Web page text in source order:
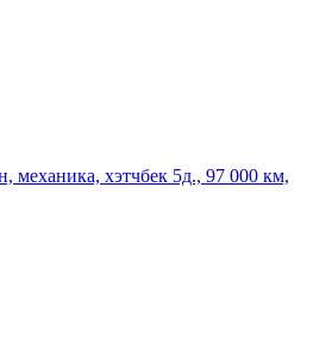
механика, хэтчбек 5д., 97 000 км,